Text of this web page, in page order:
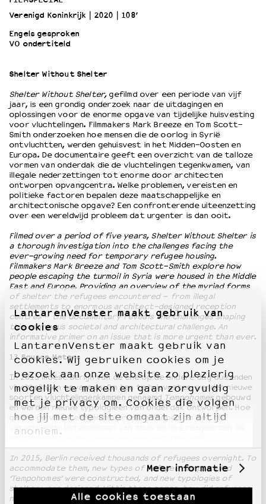
LantarenVenster maakt gebruik van
cookies
LantarenVenster maakt gebruik van
cookies. Wij gebruiken cookies om je
bezoek aan onze website zo plezierig
mogelijk te maken en gaan zorgvuldig
met je privacy om. Cookies die volgen
hoe jij met de site omgaat zijn altijd
anoniem.
Meer informatie
Alle cookies toestaan
OVER LANTARENVENSTER
Wat we doen
Wie is wie
Historie
Partners
Huisregels
Privacyverklaring
Integriteits- en gedragscode
Duurzaamheid
Culturele boycot Israël
Ruimte voor artistieke vrijheid – VNPF
Verenigd Koninkrijk
2020
108’
Engels gesproken
VO ondertiteld
Shelter Without Shelter
Shelter Without Shelter,gefilmd over een periode van vijf
jaar, is een grondig onderzoek naar de uitdagingen en
oplossingen voor de enorme opgave van tijdelijke huisvesting
voor vluchtelingen. Filmmakers Mark Breeze en Tom Scott-
Smith onderzoeken hoe mensen die de oorlog in Syrië
ontvluchtten, werden gehuisvest in het Midden-Oosten en
Europa. De documentaire geeft een overzicht van de talloze
vormen van onderdak die de vluchtelingen tegenkwamen, van
illegale nederzettingen tot enorme door architecten
ontworpen opvangcentra. Welke problemen, vereisten en
politieke factoren bepalen deze maatschappelijke en
architectonische opgave? Een confronterende uiteenzetting
over een wereldwijd probleem dat urgenter is dan ooit.
Filmed over a period of five years, Shelter Without Shelter is
a thorough investigation into the challenges facing the
ever-growing need for temporary refugee housing.
Filmmakers Mark Breeze and Tom Scott-Smith explore how
people escaping the turmoil in Syria were housed in the Middle
East and Europe. Providing an overview of the myriad forms
of shelter the refugees encountered – from illegal
settlements to enormous architect-designed reception
centres – the documentary reveals the challenges shaping
this enormous societal and architectural challenge. An
informative primer on an issue that is more urgent than ever.
13 Square Meters
In 2015 moest Berlijn van de ene op de andere dag duizenden
vluchtelingen opvangen. Om hen te huisvesten, werden nieuwe
soorten vluchtelingenkampen genaamd Tempohomesgebouwd
en werden nieuwe typologieën van onderdak ontworpen. Hoe
gingen de vluchtelingen binnen deze kampen om met de
verschillende betekenissen van thuis en hoe reageerden de
betrokkenen op het opvangen van vluchtelingen?
In 2015, Berlin received thousands of refugees overnight. To
accommodate them, new types of refugee camps called
‘Tempohomes’ were constructed, and new typologies of
shelter were designed. Within these camps, how did refugees
navigate the meanings of ‘home’, and how did the camp